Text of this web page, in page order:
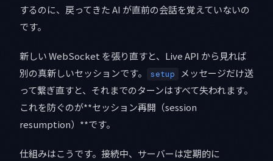
するのに、戻ってきた AI が直前の会話を覚えていないの
です。
新しい WebSocket を張り直すと、Live API から見れば
別の真新しいセッションです。
setup
メッセージだけ送
って繋ぎ直すと、それまでのターンはすべて失われます。
これを防ぐのが**セッション再開（session
resumption）**です。
仕組みはこうです。接続中、サーバーは定期的に